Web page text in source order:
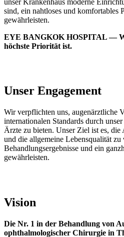
sind, ein nahtloses und komfortables
gewährleisten.
EYE BANGKOK HOSPITAL —
höchste Priorität ist.
Unser Engagement
Wir verpflichten uns, augenärztliche
internationalen Standards durch
Ärzte zu bieten. Unser Ziel ist es,
und die allgemeine Lebensqualität zu
Behandlungsergebnisse und ein
gewährleisten.
Vision
Die Nr. 1 in der Behandlung von
ophthalmologischer Chirurgie in